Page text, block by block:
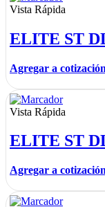
Vista Rápida
ELITE ST
Agregar a cotización
Vista Rápida
ELITE ST
Agregar a cotización